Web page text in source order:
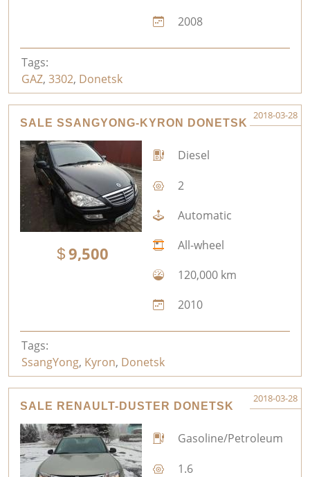
2008
Tags:
GAZ, 3302, Donetsk
SALE SSANGYONG-KYRON DONETSK
2018-03-28
9,500
Diesel
2
Automatic
All-wheel
120,000 km
2010
Tags:
SsangYong, Kyron, Donetsk
SALE RENAULT-DUSTER DONETSK
2018-03-28
Gasoline/Petroleum
1.6